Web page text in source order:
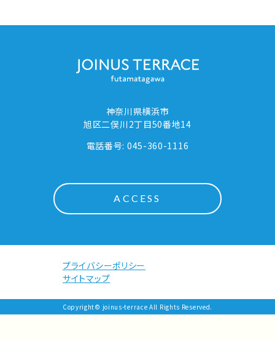
神奈川県横浜市
旭区二俣川2丁目50番地14
電話番号: 045-360-1116
ACCESS
プライバシーポリシー
サイトマップ
Copyright© joinus-terrace All Rights Reserved.